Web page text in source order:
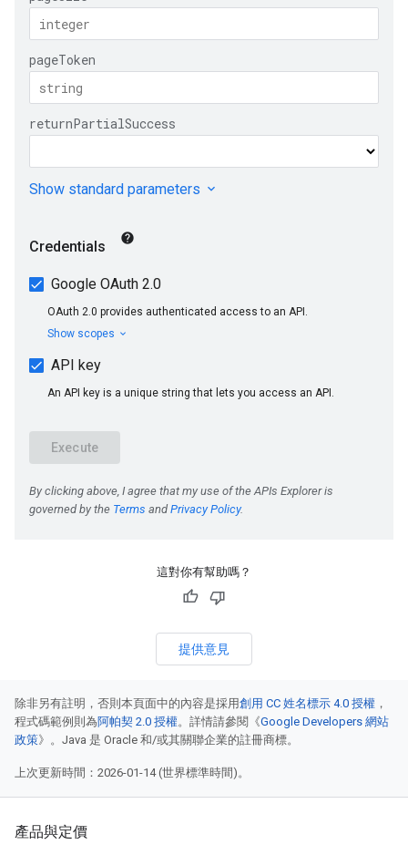
這對你有幫助嗎？
提供意見
除非另有註明，否則本頁面中的內容是採用創用 CC 姓名標示 4.0 授權 ，
程式碼範例則為阿帕契 2.0 授權。詳情請參閱《Google Developers 網站
政策》。Java 是 Oracle 和/或其關聯企業的註冊商標。
上次更新時間：2026-01-14 (世界標準時間)。
產品與定價